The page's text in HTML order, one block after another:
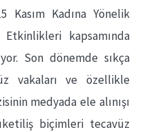
Kasım Kadına Yönelik
kapsamında
Son dönemde sıkça
vakaları ve özellikle
medyada ele alınışı
biçimleri tecavüz